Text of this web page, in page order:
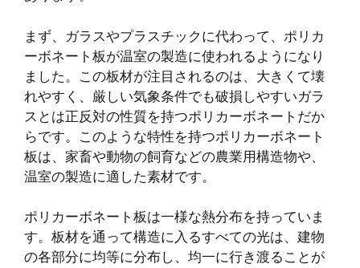
まず、ガラスやプラスチックに代わって、ポリカ
ーボネート板が温室の製造に使われるようになり
ました。この板材が注目されるのは、大きくて壊
れやすく、厳しい気象条件でも破損しやすいガラ
スとは正反対の性質を持つポリカーボネートだか
らです。このような特性を持つポリカーボネート
板は、家畜や動物の飼育などの農業用構造物や、
温室の製造に適した素材です。
ポリカーボネート板は一様な熱分布を持っていま
す。板材を通って構造に入るすべての光は、建物
の各部分に均等に分布し、均一に行き渡ることが